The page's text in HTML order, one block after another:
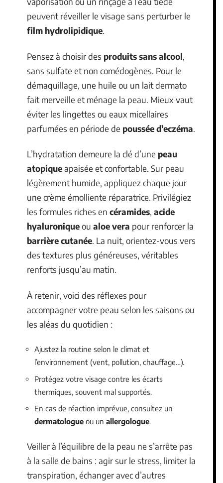
peuvent réveiller le visage sans perturber le
film hydrolipidique.
Pensez à choisir des produits sans alcool,
sans sulfate et non comédogènes. Pour le
démaquillage, une huile ou un lait dermato
fait merveille et ménage la peau. Mieux vaut
éviter les lingettes ou eaux micellaires
parfumées en période de poussée d’eczéma.
L’hydratation demeure la clé d’une peau
atopiqueapaisée et confortable. Sur peau
légèrement humide, appliquez chaque jour
une crème émolliente réparatrice. Privilégiez
les formules riches en céramides, acide
hyaluroniqueou aloe vera pour renforcer la
barrière cutanée. La nuit, orientez-vous vers
des textures plus généreuses, véritables
renforts jusqu’au matin.
À retenir, voici des réflexes pour
accompagner votre peau selon les saisons ou
les aléas du quotidien :
Ajustez la routine selon le climat et
l’environnement (vent, pollution, chauffage…).
Protégez votre visage contre les écarts
thermiques, souvent mal supportés.
En cas de réaction imprévue, consultez un
dermatologue ou un allergologue.
Veiller à l’équilibre de la peau ne s’arrête pas
à la salle de bains : agir sur le stress, limiter la
transpiration, échanger avec d’autres